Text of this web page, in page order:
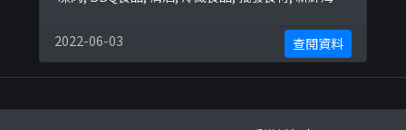
就此商店所持的立場表態給出具體原因。
2022-06-03 查閱資料